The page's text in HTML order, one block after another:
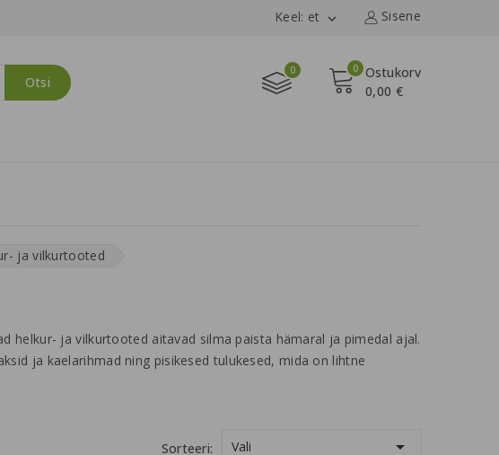
Sisene
Keel: et 
0 Ostukorv
0,00 €
Otsi
0
ja vilkurtooted
helkur- ja vilkurtooted aitavad silma paista hämaral ja pimedal ajal.
ja kaelarihmad ning pisikesed tulukesed, mida on lihtne
Sorteeri: Vali 